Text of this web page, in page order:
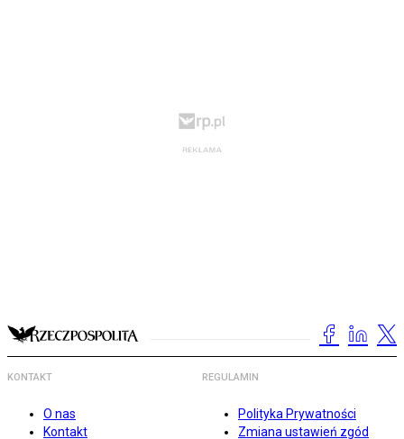
KONTAKT
O nas
Kontakt
REGULAMIN
Polityka Prywatności
Zmiana ustawień zgód